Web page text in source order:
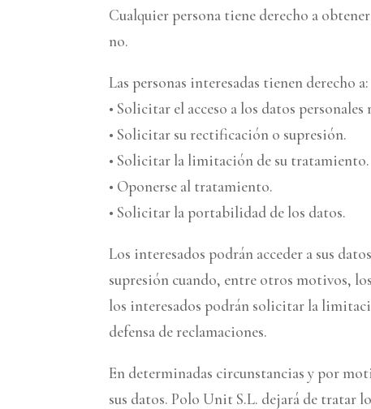
Cualquier persona tiene derecho a
no.
Las personas interesadas tienen derecho a:
• Solicitar el acceso a los datos
• Solicitar su rectificación o supresión.
• Solicitar la limitación de su tratamiento.
• Oponerse al tratamiento.
• Solicitar la portabilidad de los datos.
Los interesados podrán acceder a sus
supresión cuando, entre otros motivos,
los interesados podrán solicitar la
defensa de reclamaciones.
En determinadas circunstancias y por
sus datos. Polo Unit S.L. dejará de tratar